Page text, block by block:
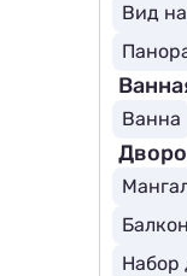
Вид
Ванна
Набор